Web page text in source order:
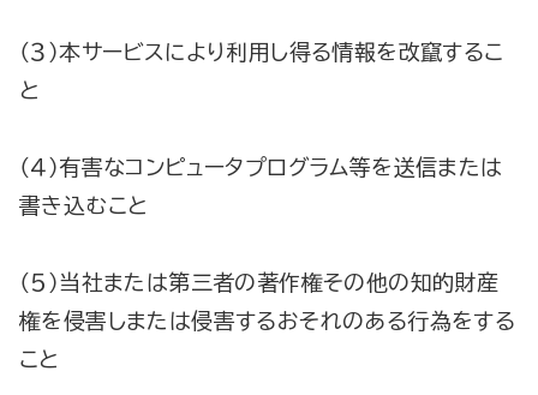
（３）本サービスにより利用し得る情報を改竄するこ
と
（４）有害なコンピュータプログラム等を送信または
書き込むこと
（５）当社または第三者の著作権その他の知的財産
権を侵害しまたは侵害するおそれのある行為をする
こと